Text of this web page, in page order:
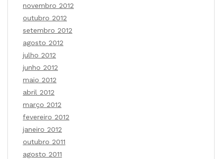
novembro 2012
outubro 2012
setembro 2012
agosto 2012
julho 2012
junho 2012
maio 2012
abril 2012
março 2012
fevereiro 2012
janeiro 2012
outubro 2011
agosto 2011